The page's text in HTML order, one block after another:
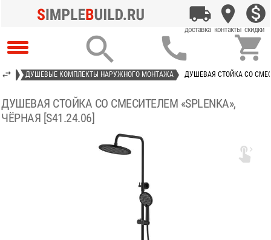
  
ДУШЕВЫЕ КОМПЛЕКТЫ НАРУЖНОГО МОНТАЖА ДУШЕВАЯ СТОЙКА СО
ДУШЕВАЯ СТОЙКА СО СМЕСИТЕЛЕМ «SPLENKA»,
ЧЁРНАЯ [S41.24.06]
